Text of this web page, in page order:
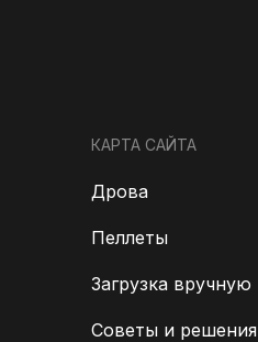
КАРТА САЙТА
Дрова
Пеллеты
Загрузка вручную
Советы и решения